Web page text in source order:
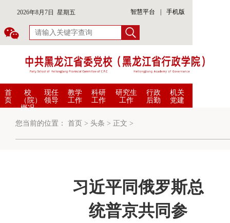
2026年8月7日 星期五 智慧平台 手机版
首
页
校
（院）
概况
现任
领导
教学
工作
科研
工作
研究生
工作
行政
后勤
机关
党建
您当前的位置： 首页 > 头条 > 正文 >
习近平同俄罗斯总
统普京共同参